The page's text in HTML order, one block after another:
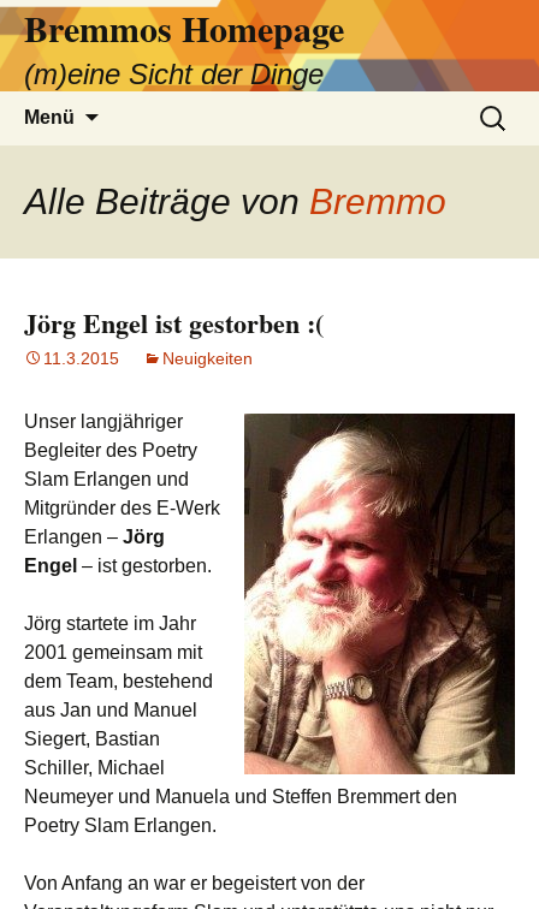
Zum
Inhalt
springen
Bremmos Homepage
(m)eine Sicht der Dinge
Menü
Suchen
nach:
Alle Beiträge von Bremmo
Jörg Engel ist gestorben :(
11.3.2015 Neuigkeiten
Unser langjähriger
Begleiter des Poetry
Slam Erlangen und
Mitgründer des E-Werk
Erlangen – Jörg
Engel – ist gestorben.
Jörg startete im Jahr
2001 gemeinsam mit
dem Team, bestehend
aus Jan und Manuel
Siegert, Bastian
Schiller, Michael
Neumeyer und Manuela und Steffen Bremmert den
Poetry Slam Erlangen.
Von Anfang an war er begeistert von der